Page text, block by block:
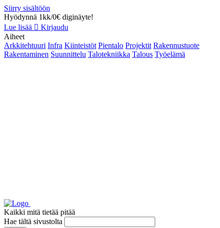
Siirry sisältöön
Hyödynnä 1kk/0€ diginäyte!
Lue lisää
Kirjaudu
Aiheet
Arkkitehtuuri Infra Kiinteistöt Pientalo Projektit Rakennustuote
Rakentaminen Suunnittelu Talotekniikka Talous Työelämä
Kaikki mitä tietää pitää
Hae tältä sivustolta